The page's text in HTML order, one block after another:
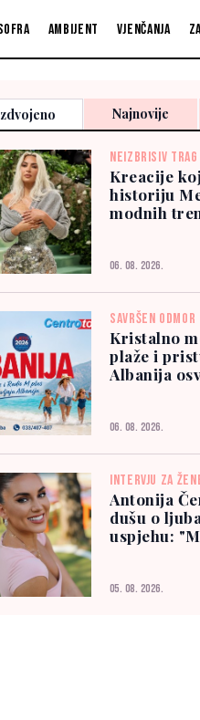
Ambijent Vjenčanja
Najnovije
NEIZBRISIV
Kreacije
historiju
modnih
06. 08. 2026.
SAVRŠEN ODMOR
Kristalno
plaže i
Albanija
06. 08. 2026.
INTERVJU ZA
Antonija
dušu o
uspjehu:
05. 08. 2026.